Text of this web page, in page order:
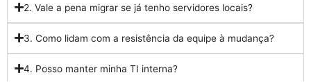
2. Vale a pena migrar se já tenho servidores locais?
3. Como lidam com a resistência da equipe à mudança?
4. Posso manter minha TI interna?